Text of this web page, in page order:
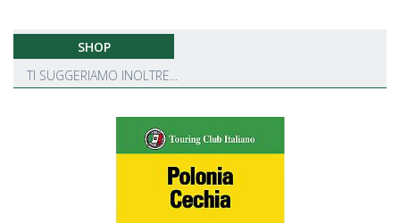
SHOP
TI SUGGERIAMO INOLTRE...